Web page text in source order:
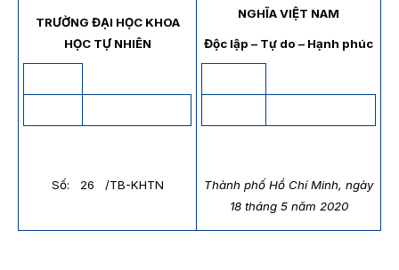
TRƯỜNG ĐẠI HỌC KHOA
HỌC TỰ NHIÊN
Số: 26 /TB-KHTN
NGHĨA VIỆT NAM
Độc lập – Tự do – Hạnh phúc
Thành phố Hồ Chí Minh, ngày
18 tháng 5 năm 2020